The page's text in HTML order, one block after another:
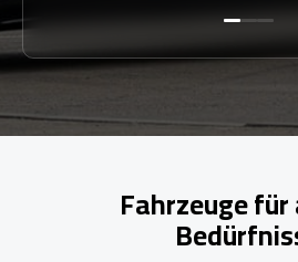
Fahrzeuge